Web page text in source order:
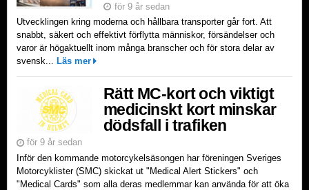
för 9 år sedan
Utvecklingen kring moderna och hållbara transporter går fort. Att
snabbt, säkert och effektivt förflytta människor, försändelser och
varor är högaktuellt inom många branscher och för stora delar av
svensk... Läs mer
Rätt MC-kort och viktigt
medicinskt kort minskar
dödsfall i trafiken
för 9 år sedan
Inför den kommande motorcykelsäsongen har föreningen Sveriges
Motorcyklister (SMC) skickat ut "Medical Alert Stickers" och
"Medical Cards" som alla deras medlemmar kan använda för att öka